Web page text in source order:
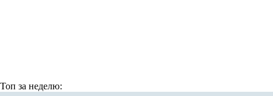
Топ за неделю: